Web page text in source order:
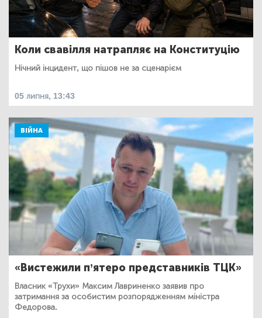
Коли свавілля натрапляє на Конституцію
Нічний інцидент, що пішов не за сценарієм
05 липня, 13:43
ВІЙНА
«Вистежили п’ятеро представників ТЦК»
Власник «Трухи» Максим Лавриненко заявив про
затримання за особистим розпорядженням міністра
Федорова.